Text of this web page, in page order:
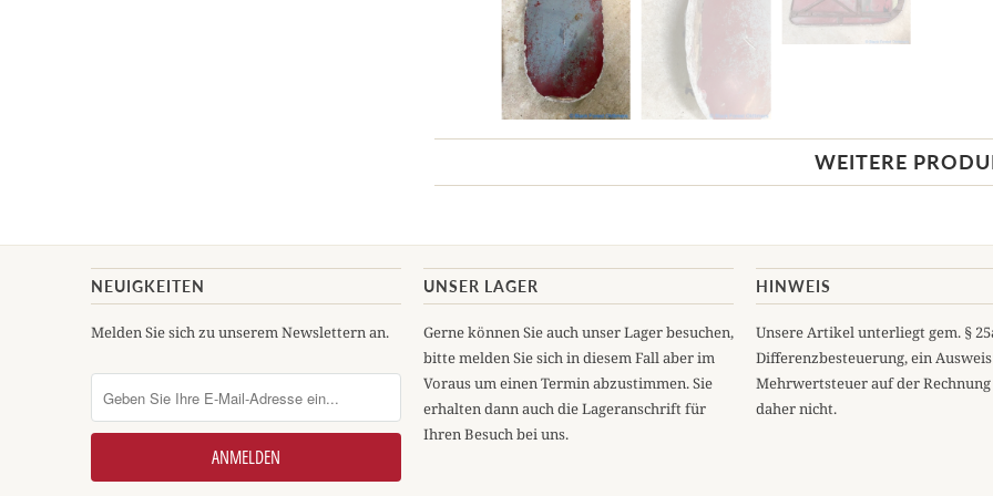
WEITERE
NEUIGKEITEN
Melden Sie sich zu unserem Newslettern an.
UNSER LAGER
Gerne können Sie auch unser Lager besuchen,
bitte melden Sie sich in diesem Fall aber im
Voraus um einen Termin abzustimmen. Sie
erhalten dann auch die Lageranschrift für
Ihren Besuch bei uns.
HINWEIS
Unsere Artikel unterliegt gem. §
Differenzbesteuerung, ein
Mehrwertsteuer auf der
daher nicht.